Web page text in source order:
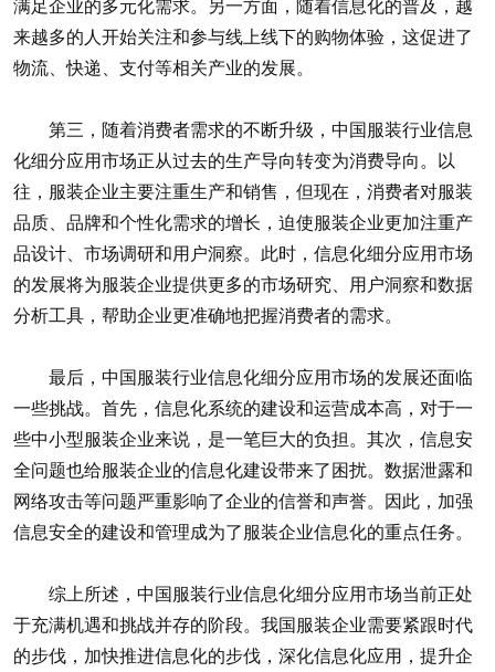
来越多的人开始关注和参与线上线下的购物体验，这促进了
物流、快递、支付等相关产业的发展。
第三，随着消费者需求的不断升级，中国服装行业信息
化细分应用市场正从过去的生产导向转变为消费导向。以
往，服装企业主要注重生产和销售，但现在，消费者对服装
品质、品牌和个性化需求的增长，迫使服装企业更加注重产
品设计、市场调研和用户洞察。此时，信息化细分应用市场
的发展将为服装企业提供更多的市场研究、用户洞察和数据
分析工具，帮助企业更准确地把握消费者的需求。
最后，中国服装行业信息化细分应用市场的发展还面临
一些挑战。首先，信息化系统的建设和运营成本高，对于一
些中小型服装企业来说，是一笔巨大的负担。其次，信息安
全问题也给服装企业的信息化建设带来了困扰。数据泄露和
网络攻击等问题严重影响了企业的信誉和声誉。因此，加强
信息安全的建设和管理成为了服装企业信息化的重点任务。
综上所述，中国服装行业信息化细分应用市场当前正处
于充满机遇和挑战并存的阶段。我国服装企业需要紧跟时代
的步伐，加快推进信息化的步伐，深化信息化应用，提升企